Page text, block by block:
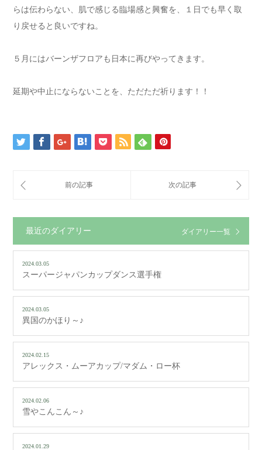
らは伝わらない、肌で感じる臨場感と興奮を、１日でも早く取
り戻せると良いですね。
５月にはバーンザフロアも日本に再びやってきます。
延期や中止にならないことを、ただただ祈ります！！
最近のダイアリー ダイアリー一覧
2024.03.05
スーパージャパンカップダンス選手権
2024.03.05
異国のかほり～♪
2024.02.15
アレックス・ムーアカップ/マダム・ロー杯
2024.02.06
雪やこんこん～♪
2024.01.29